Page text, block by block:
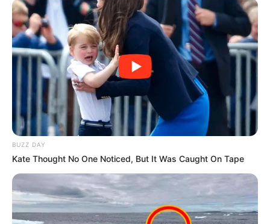
BUZZ DAY
Kate Thought No One Noticed, But It Was Caught On Tape